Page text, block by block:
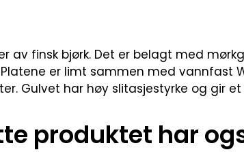
av finsk bjørk. Det er belagt med
er limt sammen med vannfast
Gulvet har høy slitasjestyrke og gir
produktet har